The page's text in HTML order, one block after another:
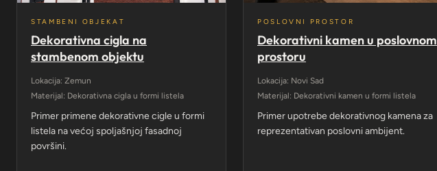
STAMBENI OBJEKAT
Dekorativna cigla na
stambenom objektu
Lokacija: Zemun
Materijal: Dekorativna cigla u formi listela
Primer primene dekorativne cigle u formi
listela na većoj spoljašnjoj fasadnoj
površini.
POSLOVNI PROSTOR
Dekorativni kamen u poslovnom
prostoru
Lokacija: Novi Sad
Materijal: Dekorativni kamen u formi listela
Primer upotrebe dekorativnog kamena za
reprezentativan poslovni ambijent.